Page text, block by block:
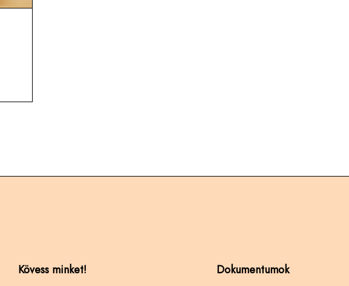
Kövess minket! Dokumentumok